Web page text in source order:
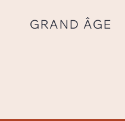
GRAND ÂGE